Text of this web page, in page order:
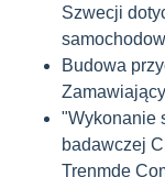
Szwecji
Budowa
"Wykonanie
badawczej
Trenmde